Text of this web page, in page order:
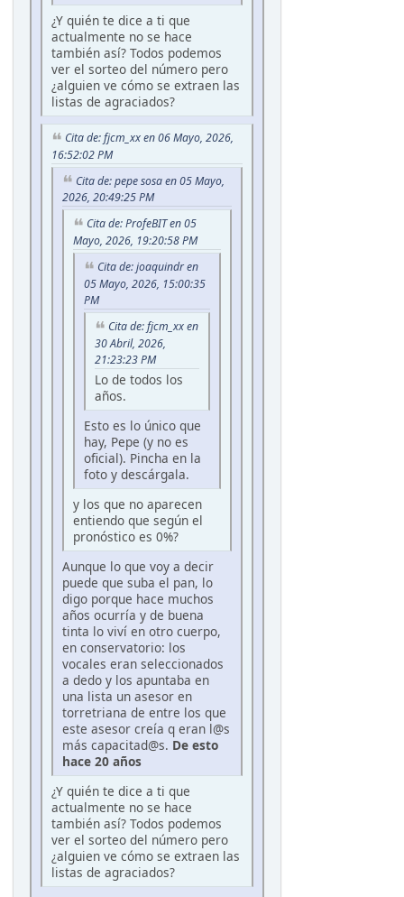
¿Y quién te dice a ti que
actualmente no se hace
también así? Todos podemos
ver el sorteo del número pero
¿alguien ve cómo se extraen las
listas de agraciados?
Cita de: fjcm_xx en 06 Mayo, 2026,
16:52:02 PM
Cita de: pepe sosa en 05 Mayo,
2026, 20:49:25 PM
Cita de: ProfeBIT en 05
Mayo, 2026, 19:20:58 PM
Cita de: joaquindr en
05 Mayo, 2026, 15:00:35
PM
Cita de: fjcm_xx en
30 Abril, 2026,
21:23:23 PM
Lo de todos los
años.
Esto es lo único que
hay, Pepe (y no es
oficial). Pincha en la
foto y descárgala.
y los que no aparecen
entiendo que según el
pronóstico es 0%?
Aunque lo que voy a decir
puede que suba el pan, lo
digo porque hace muchos
años ocurría y de buena
tinta lo viví en otro cuerpo,
en conservatorio: los
vocales eran seleccionados
a dedo y los apuntaba en
una lista un asesor en
torretriana de entre los que
este asesor creía q eran l@s
más capacitad@s. De esto
hace 20 años
¿Y quién te dice a ti que
actualmente no se hace
también así? Todos podemos
ver el sorteo del número pero
¿alguien ve cómo se extraen las
listas de agraciados?